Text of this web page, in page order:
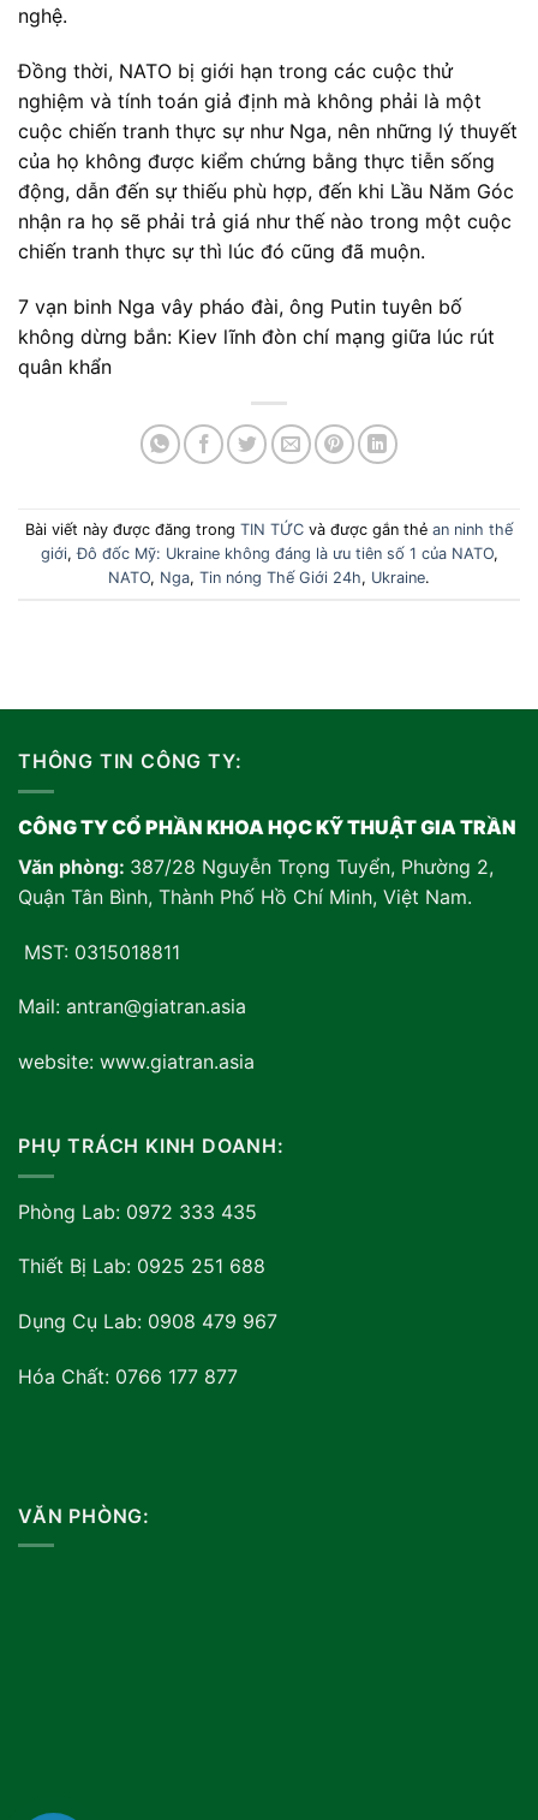
nghệ.
Đồng thời, NATO bị giới hạn trong các cuộc thử
nghiệm và tính toán giả định mà không phải là một
cuộc chiến tranh thực sự như Nga, nên những lý thuyết
của họ không được kiểm chứng bằng thực tiễn sống
động, dẫn đến sự thiếu phù hợp, đến khi Lầu Năm Góc
nhận ra họ sẽ phải trả giá như thế nào trong một cuộc
chiến tranh thực sự thì lúc đó cũng đã muộn.
7 vạn binh Nga vây pháo đài, ông Putin tuyên bố
không dừng bắn: Kiev lĩnh đòn chí mạng giữa lúc rút
quân khẩn
Bài viết này được đăng trong TIN TỨC và được gắn thẻ an ninh thế
giới,Đô đốc Mỹ: Ukraine không đáng là ưu tiên số 1 của NATO,
NATO, Nga, Tin nóng Thế Giới 24h, Ukraine.
THÔNG TIN CÔNG TY:
CÔNG TY CỔ PHẦN KHOA HỌC KỸ THUẬT GIA TRẦN
Văn phòng: 387/28 Nguyễn Trọng Tuyển, Phường 2,
Quận Tân Bình, Thành Phố Hồ Chí Minh, Việt Nam.
MST: 0315018811
Mail: antran@giatran.asia
website: www.giatran.asia
PHỤ TRÁCH KINH DOANH:
Phòng Lab: 0972 333 435
Thiết Bị Lab: 0925 251 688
Dụng Cụ Lab: 0908 479 967
Hóa Chất: 0766 177 877
VĂN PHÒNG: